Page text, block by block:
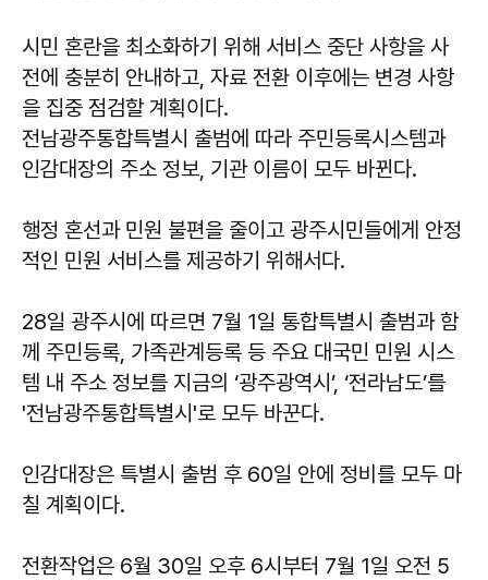
시민 혼란을 최소화하기 위해 서비스 중단 사항을 사
전에 충분히 안내하고, 자료 전환 이후에는 변경 사항
을 집중 점검할 계획이다.
전남광주통합특별시 출범에 따라 주민등록시스템과
인감대장의 주소 정보, 기관 이름이 모두 바뀐다.
행정 혼선과 민원 불편을 줄이고 광주시민들에게 안정
적인 민원 서비스를 제공하기 위해서다.
28일 광주시에 따르면 7월 1일 통합특별시 출범과 함
께 주민등록, 가족관계등록 등 주요 대국민 민원 시스
템 내 주소 정보를 지금의 ‘광주광역시’, ‘전라남도’를
'전남광주통합특별시'로 모두 바꾼다.
인감대장은 특별시 출범 후 60일 안에 정비를 모두 마
칠 계획이다.
전환작업은 6월 30일 오후 6시부터 7월 1일 오전 5